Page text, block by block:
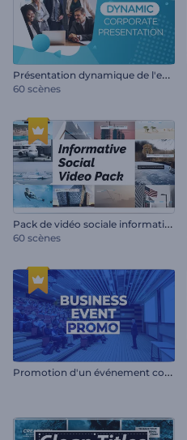
P
résentation dynamique de l'entreprise
60 scènes
P
ack de vidéo sociale informative
60 scènes
P
romotion d'un événement commercial